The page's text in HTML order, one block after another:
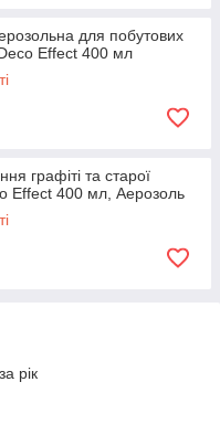
для побутових
Effect 400 мл
графіті та старої
Effect 400 мл, Аерозоль
рік